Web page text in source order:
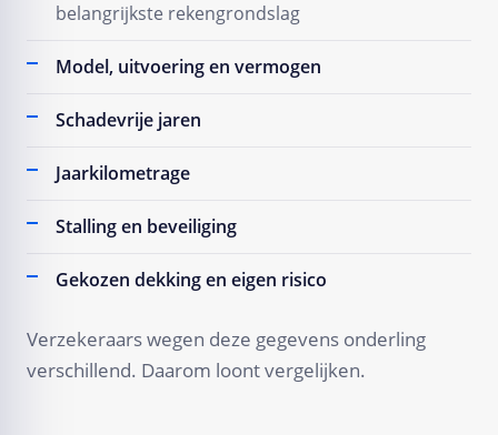
belangrijkste rekengrondslag
Model, uitvoering en vermogen
Schadevrije jaren
Jaarkilometrage
Stalling en beveiliging
Gekozen dekking en eigen risico
Verzekeraars wegen deze gegevens onderling
verschillend. Daarom loont vergelijken.